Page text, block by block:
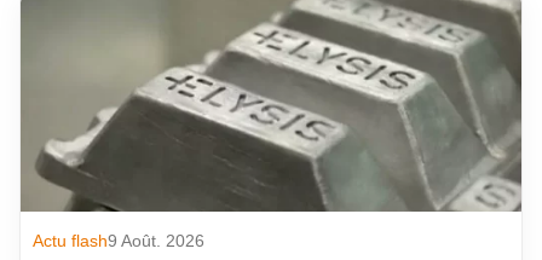
Actu flash9 Août. 2026